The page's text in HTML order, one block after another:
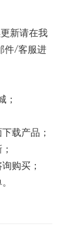
新请在我
件/客服进
；
载产品；
购买；